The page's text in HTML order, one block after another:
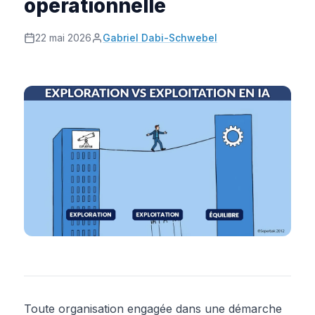
opérationnelle
22 mai 2026 Gabriel Dabi-Schwebel
Toute organisation engagée dans une démarche